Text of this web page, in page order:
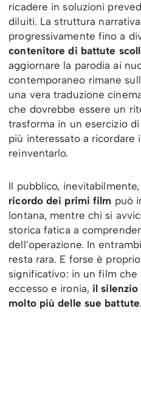
ricadere in soluzioni
diluiti. La struttura
progressivamente fino a
contenitore di battute
aggiornare la parodia ai
contemporaneo rimane
una vera traduzione
che dovrebbe essere un
trasforma in un esercizio
più interessato a ricordare
reinventarlo.
Il pubblico,
ricordo dei primi film può
lontana, mentre chi si
storica fatica a
dell’operazione. In
resta rara. E forse è
significativo: in un film
eccesso e ironia, il silenzio
molto più delle sue